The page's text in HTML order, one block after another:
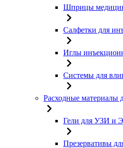
Шприцы
Салфетки для
Иглы
Системы для
Расходные
Гели для УЗИ и
Презервативы